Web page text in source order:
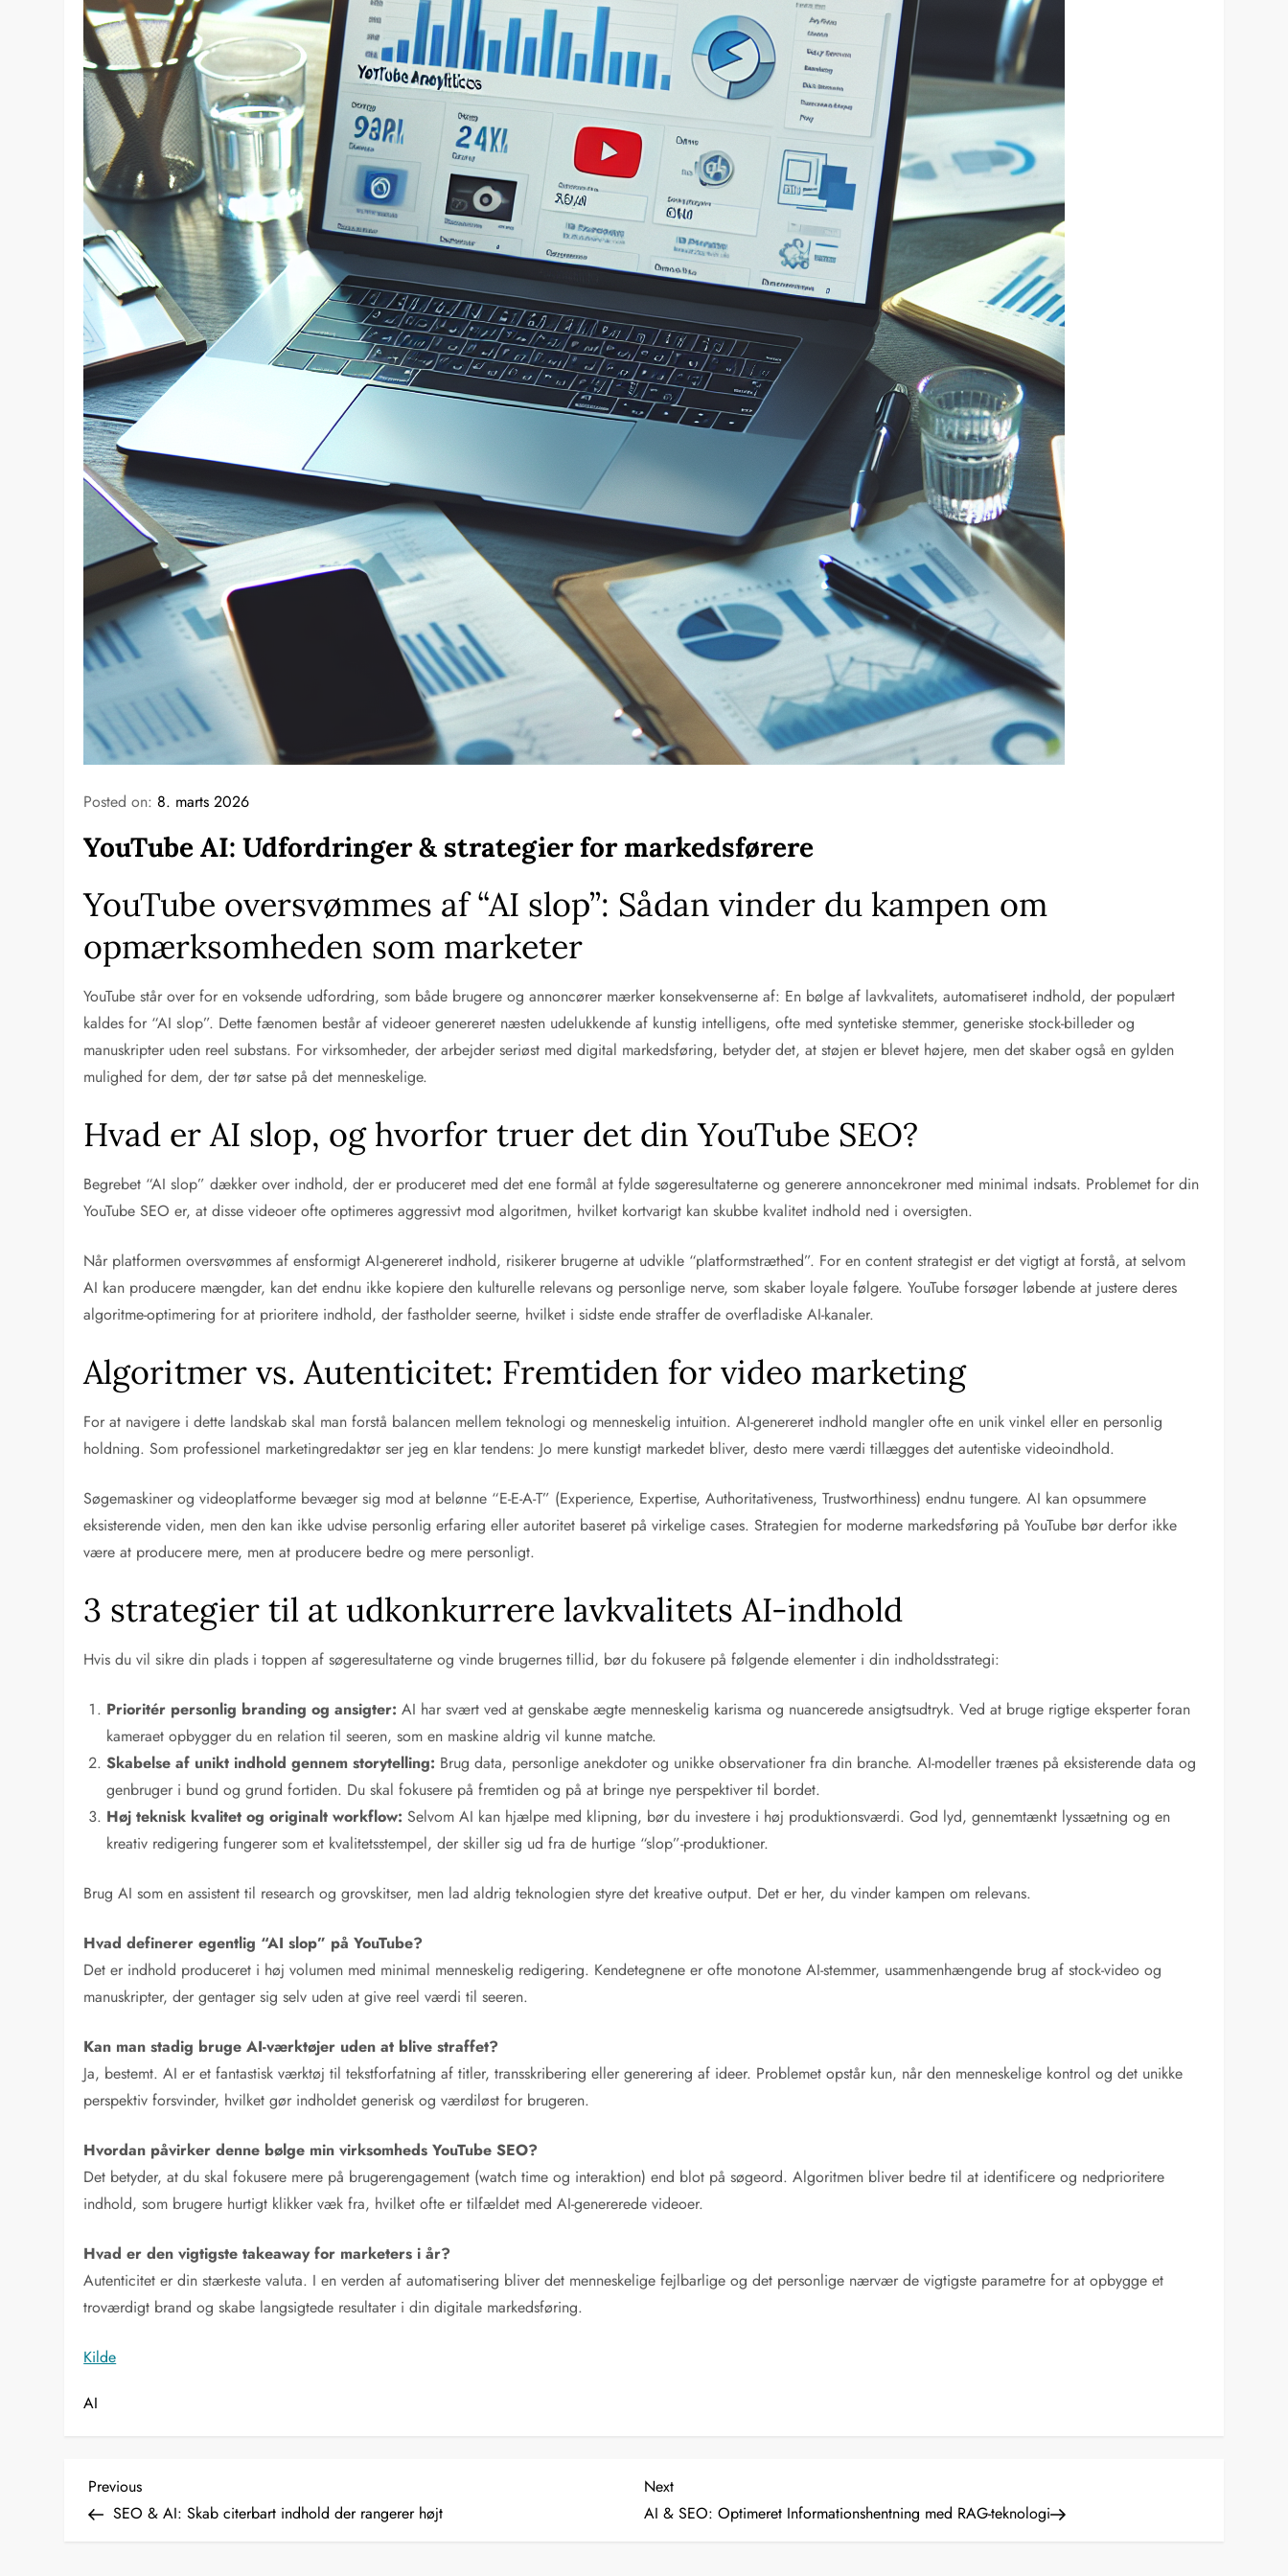
Posted on: 8. marts 2026
YouTube AI: Udfordringer & strategier for markedsførere
YouTube oversvømmes af “AI slop”: Sådan vinder du kampen om
opmærksomheden som marketer
YouTube står over for en voksende udfordring, som både brugere og annoncører mærker konsekvenserne af: En bølge af lavkvalitets, automatiseret indhold, der populært
kaldes for “AI slop”. Dette fænomen består af videoer genereret næsten udelukkende af kunstig intelligens, ofte med syntetiske stemmer, generiske stock-billeder og
manuskripter uden reel substans. For virksomheder, der arbejder seriøst med digital markedsføring, betyder det, at støjen er blevet højere, men det skaber også en gylden
mulighed for dem, der tør satse på det menneskelige.
Hvad er AI slop, og hvorfor truer det din YouTube SEO?
Begrebet “AI slop” dækker over indhold, der er produceret med det ene formål at fylde søgeresultaterne og generere annoncekroner med minimal indsats. Problemet for din
YouTube SEO er, at disse videoer ofte optimeres aggressivt mod algoritmen, hvilket kortvarigt kan skubbe kvalitet indhold ned i oversigten.
Når platformen oversvømmes af ensformigt AI-genereret indhold, risikerer brugerne at udvikle “platformstræthed”. For en content strategist er det vigtigt at forstå, at selvom
AI kan producere mængder, kan det endnu ikke kopiere den kulturelle relevans og personlige nerve, som skaber loyale følgere. YouTube forsøger løbende at justere deres
algoritme-optimering for at prioritere indhold, der fastholder seerne, hvilket i sidste ende straffer de overfladiske AI-kanaler.
Algoritmer vs. Autenticitet: Fremtiden for video marketing
For at navigere i dette landskab skal man forstå balancen mellem teknologi og menneskelig intuition. AI-genereret indhold mangler ofte en unik vinkel eller en personlig
holdning. Som professionel marketingredaktør ser jeg en klar tendens: Jo mere kunstigt markedet bliver, desto mere værdi tillægges det autentiske videoindhold.
Søgemaskiner og videoplatforme bevæger sig mod at belønne “E-E-A-T” (Experience, Expertise, Authoritativeness, Trustworthiness) endnu tungere. AI kan opsummere
eksisterende viden, men den kan ikke udvise personlig erfaring eller autoritet baseret på virkelige cases. Strategien for moderne markedsføring på YouTube bør derfor ikke
være at producere mere, men at producere bedre og mere personligt.
3 strategier til at udkonkurrere lavkvalitets AI-indhold
Hvis du vil sikre din plads i toppen af søgeresultaterne og vinde brugernes tillid, bør du fokusere på følgende elementer i din indholdsstrategi:
Prioritér personlig branding og ansigter: AI har svært ved at genskabe ægte menneskelig karisma og nuancerede ansigtsudtryk. Ved at bruge rigtige eksperter foran
kameraet opbygger du en relation til seeren, som en maskine aldrig vil kunne matche.
Skabelse af unikt indhold gennem storytelling: Brug data, personlige anekdoter og unikke observationer fra din branche. AI-modeller trænes på eksisterende data og
genbruger i bund og grund fortiden. Du skal fokusere på fremtiden og på at bringe nye perspektiver til bordet.
Høj teknisk kvalitet og originalt workflow: Selvom AI kan hjælpe med klipning, bør du investere i høj produktionsværdi. God lyd, gennemtænkt lyssætning og en
kreativ redigering fungerer som et kvalitetsstempel, der skiller sig ud fra de hurtige “slop”-produktioner.
Brug AI som en assistent til research og grovskitser, men lad aldrig teknologien styre det kreative output. Det er her, du vinder kampen om relevans.
Hvad definerer egentlig “AI slop” på YouTube?
Det er indhold produceret i høj volumen med minimal menneskelig redigering. Kendetegnene er ofte monotone AI-stemmer, usammenhængende brug af stock-video og
manuskripter, der gentager sig selv uden at give reel værdi til seeren.
Kan man stadig bruge AI-værktøjer uden at blive straffet?
Ja, bestemt. AI er et fantastisk værktøj til tekstforfatning af titler, transskribering eller generering af ideer. Problemet opstår kun, når den menneskelige kontrol og det unikke
perspektiv forsvinder, hvilket gør indholdet generisk og værdiløst for brugeren.
Hvordan påvirker denne bølge min virksomheds YouTube SEO?
Det betyder, at du skal fokusere mere på brugerengagement (watch time og interaktion) end blot på søgeord. Algoritmen bliver bedre til at identificere og nedprioritere
indhold, som brugere hurtigt klikker væk fra, hvilket ofte er tilfældet med AI-genererede videoer.
Hvad er den vigtigste takeaway for marketers i år?
Autenticitet er din stærkeste valuta. I en verden af automatisering bliver det menneskelige fejlbarlige og det personlige nærvær de vigtigste parametre for at opbygge et
troværdigt brand og skabe langsigtede resultater i din digitale markedsføring.
Kilde
AI
I
Previous
Post
Previous
SEO & AI: Skab citerbart indhold der rangerer højt
Next
Post
Next
AI & SEO: Optimeret Informationshentning med RAG-teknologi